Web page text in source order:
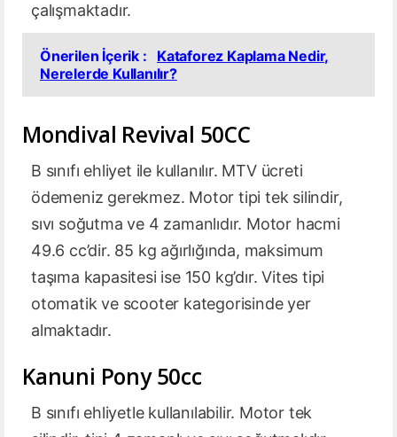
çalışmaktadır.
Önerilen İçerik :
Kataforez Kaplama Nedir,
Nerelerde Kullanılır?
Mondival Revival 50CC
B sınıfı ehliyet ile kullanılır. MTV ücreti
ödemeniz gerekmez. Motor tipi tek silindir,
sıvı soğutma ve 4 zamanlıdır. Motor hacmi
49.6 cc’dir. 85 kg ağırlığında, maksimum
taşıma kapasitesi ise 150 kg’dır. Vites tipi
otomatik ve scooter kategorisinde yer
almaktadır.
Kanuni Pony 50cc
B sınıfı ehliyetle kullanılabilir. Motor tek